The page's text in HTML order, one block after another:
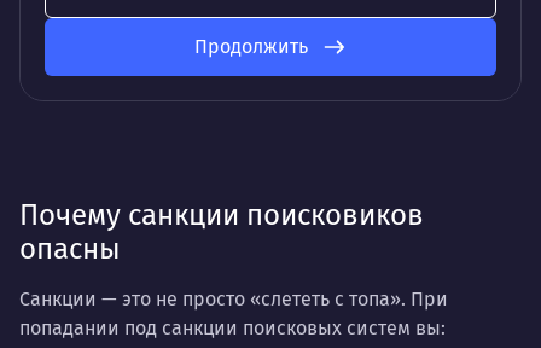
Продолжить
Почему санкции поисковиков
опасны
Санкции — это не просто «слететь с топа». При
попадании под санкции поисковых систем вы: